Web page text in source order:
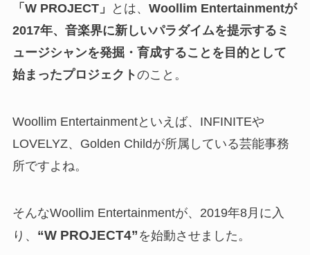
「W PROJECT」 とは、 Woollim Entertainmentが
2017年、音楽界に新しいパラダイムを提示するミ
ュージシャンを発掘・育成することを目的として
始まったプロジェクトのこと。
Woollim Entertainmentといえば、INFINITEや
LOVELYZ、Golden Childが所属している芸能事務
所ですよね。
そんなWoollim Entertainmentが、2019年8月に入
り、 “W PROJECT4” を始動させました。